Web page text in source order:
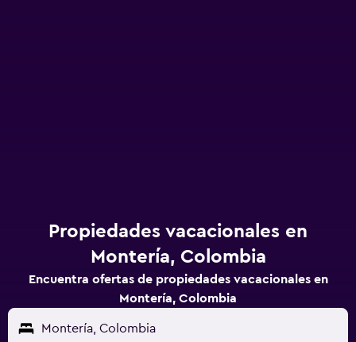
Propiedades vacacionales en
Montería, Colombia
Encuentra ofertas de propiedades vacacionales en
Montería, Colombia
Montería, Colombia